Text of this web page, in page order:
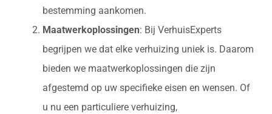
bestemming aankomen.
Maatwerkoplossingen: Bij VerhuisExperts
begrijpen we dat elke verhuizing uniek is. Daarom
bieden we maatwerkoplossingen die zijn
afgestemd op uw specifieke eisen en wensen. Of
u nu een particuliere verhuizing,